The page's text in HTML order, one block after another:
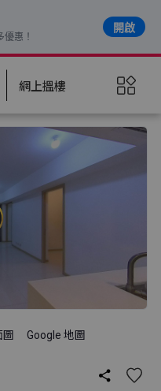
網上搵樓
圖 Google 地圖

惠！
開啟